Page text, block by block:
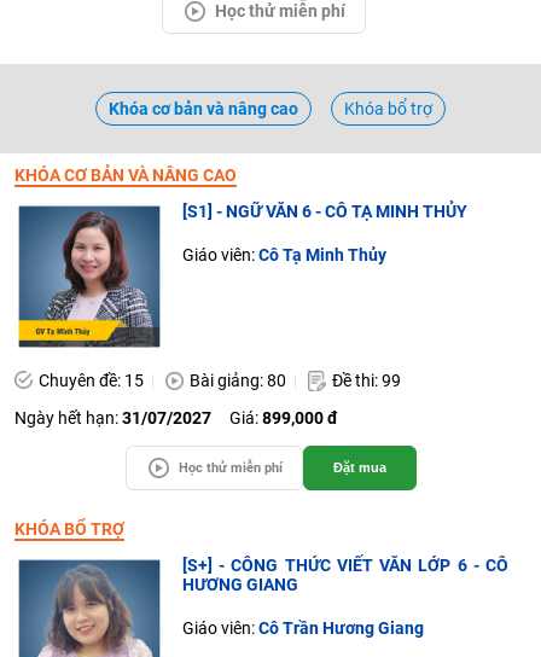
Học thử miễn phí
Khóa cơ bản và nâng cao Khóa bổ trợ
KHÓA CƠ BẢN VÀ NÂNG CAO
[S1] - NGỮ VĂN 6 - CÔ TẠ MINH THỦY
Giáo viên:Cô Tạ Minh Thủy
Chuyên đề: 15 Bài giảng: 80
Đề thi: 99
Ngày hết hạn:31/07/2027 Giá:899,000 đ
Học thử miễn phí Đặt mua
KHÓA BỔ TRỢ
[S+] - CÔNG THỨC VIẾT VĂN LỚP 6 - CÔ
HƯƠNG GIANG
Giáo viên:Cô Trần Hương Giang